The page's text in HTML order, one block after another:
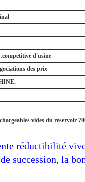
d'usine
des prix
réductibilité
succession, la